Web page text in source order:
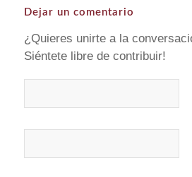
Dejar un comentario
¿Quieres unirte a la
Siéntete libre de contribuir!